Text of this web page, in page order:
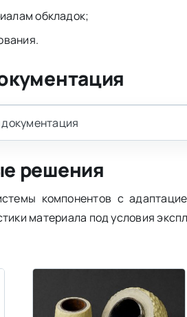
обкладок;
решения
компонентов с
материала под условия